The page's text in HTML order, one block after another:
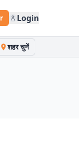
Login
शहर चुनें